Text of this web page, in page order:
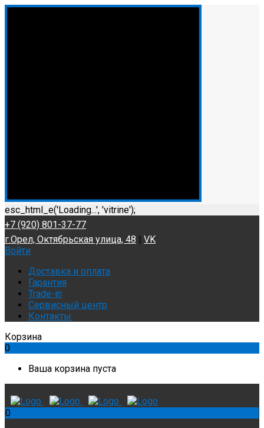
esc_html_e('Loading...', 'vitrine');
+7 (920) 801-37-77
г.Орел, Октябрьская улица, 48 | VK
Войти
Доставка и оплата
Гарантия
Trade-in
Сервисный центр
Контакты
Корзина
0
Ваша корзина пуста
0